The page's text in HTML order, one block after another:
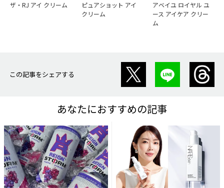
ザ・RJ アイ クリーム
ピュアショット アイ
クリーム
アベイユ ロイヤル ユ
ース アイケア クリー
ム
この記事をシェアする
あなたにおすすめの記事